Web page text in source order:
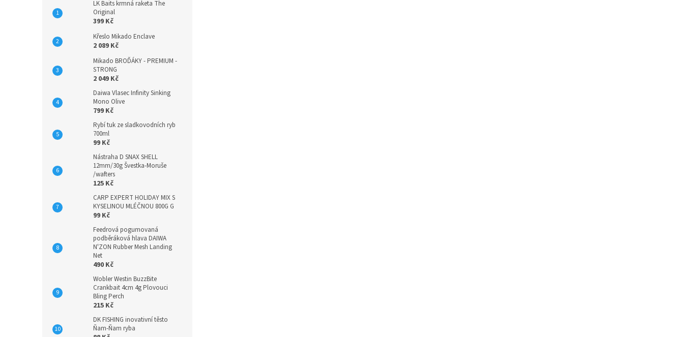
LK Baits krmná raketa The
Original
399 Kč
Křeslo Mikado Enclave
2 089 Kč
Mikado BROĎÁKY - PREMIUM -
STRONG
2 049 Kč
Daiwa Vlasec Infinity Sinking
Mono Olive
799 Kč
Rybí tuk ze sladkovodních ryb
700ml
99 Kč
Nástraha D SNAX SHELL
12mm/30g Švestka-Moruše
/wafters
125 Kč
CARP EXPERT HOLIDAY MIX S
KYSELINOU MLÉČNOU 800G G
99 Kč
Feedrová pogumovaná
podběráková hlava DAIWA
N'ZON Rubber Mesh Landing
Net
490 Kč
Wobler Westin BuzzBite
Crankbait 4cm 4g Plovouci
Bling Perch
215 Kč
DK FISHING inovativní těsto
Ňam-Ňam ryba